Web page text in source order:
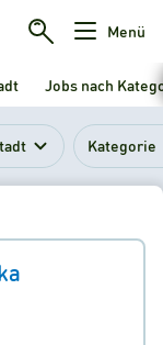
Menü
Jobs nach
Kategorie